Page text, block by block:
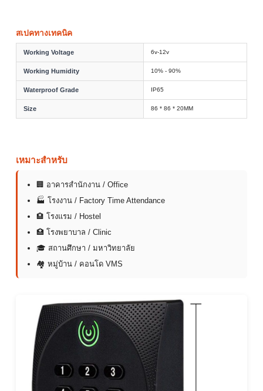
สเปคทางเทคนิค
Working Voltage 6v-12v
Working Humidity 10% - 90%
Waterproof Grade IP65
Size 86 * 86 * 20MM
เหมาะสำหรับ
🏢 อาคารสำนักงาน / Office
🏭 โรงงาน / Factory Time Attendance
🏨 โรงแรม / Hostel
🏥 โรงพยาบาล / Clinic
🎓 สถานศึกษา / มหาวิทยาลัย
🏘 หมู่บ้าน / คอนโด VMS